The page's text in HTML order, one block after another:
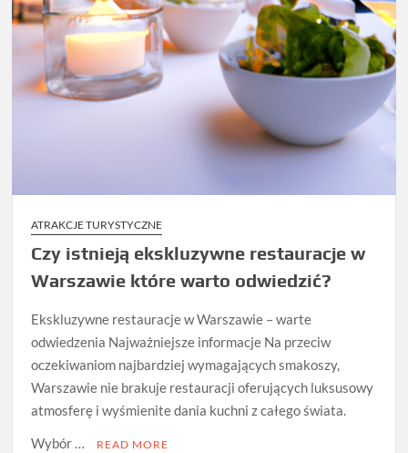
ATRAKCJE TURYSTYCZNE
Czy istnieją ekskluzywne restauracje w
Warszawie które warto odwiedzić?
Ekskluzywne restauracje w Warszawie – warte
odwiedzenia Najważniejsze informacje Na przeciw
oczekiwaniom najbardziej wymagających smakoszy,
Warszawie nie brakuje restauracji oferujących luksusowy
atmosferę i wyśmienite dania kuchni z całego świata.
Wybór …
READ MORE